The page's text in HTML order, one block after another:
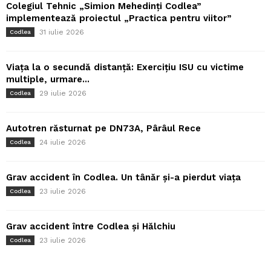
Colegiul Tehnic „Simion Mehedinți Codlea”
implementează proiectul „Practica pentru viitor”
Codlea 31 iulie 2026
Viața la o secundă distanță: Exercițiu ISU cu victime
multiple, urmare...
Codlea 29 iulie 2026
Autotren răsturnat pe DN73A, Pârâul Rece
Codlea 24 iulie 2026
Grav accident în Codlea. Un tânăr și-a pierdut viața
Codlea 23 iulie 2026
Grav accident între Codlea și Hălchiu
Codlea 23 iulie 2026